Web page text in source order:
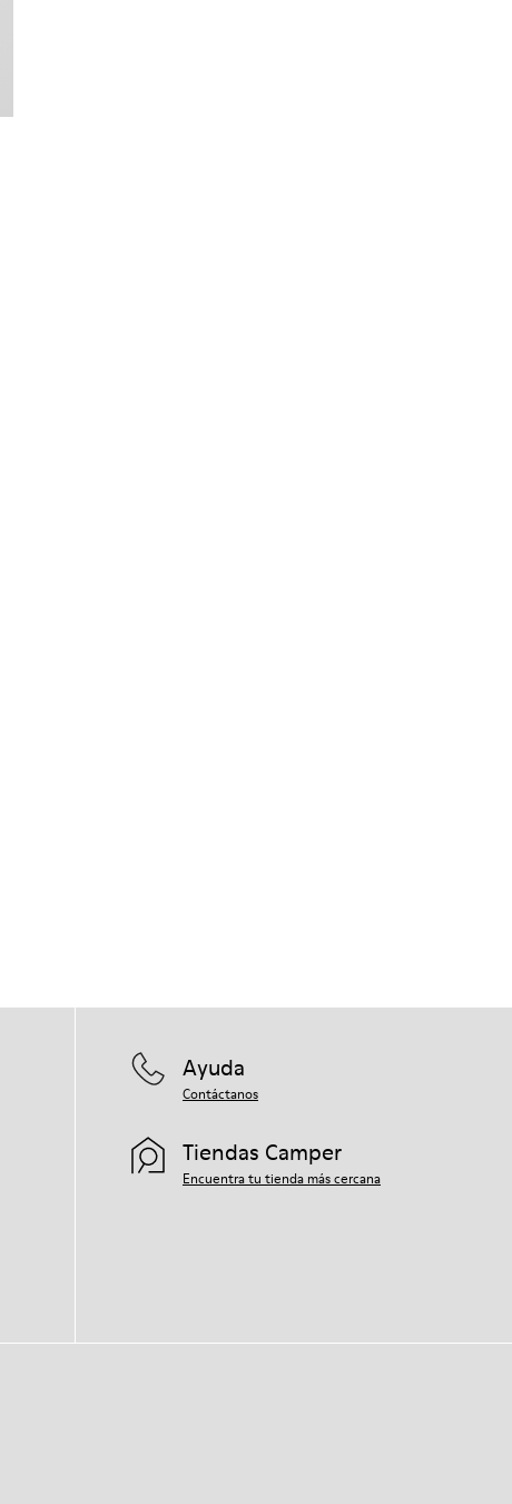
Ayuda
Contáctanos
Tiendas Camper
Encuentra tu tienda más cercana